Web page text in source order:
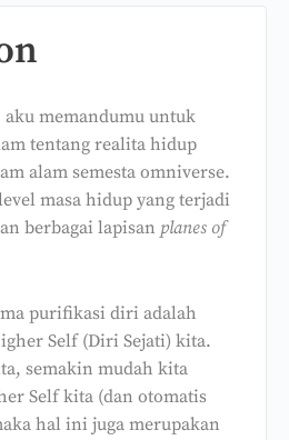
memandumu untuk
tentang realita hidup
alam semesta omniverse.
masa hidup yang terjadi
berbagai lapisan planes of
purifikasi diri adalah
Self (Diri Sejati) kita.
semakin mudah kita
Self kita (dan otomatis
hal ini juga merupakan